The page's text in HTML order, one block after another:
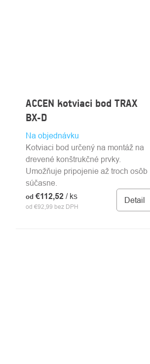
ACCEN kotviaci bod TRAX
BX-D
Na objednávku
od €92,99 bez DPH
od €112,52 / ks Detail
Kotviaci bod určený na montáž na
drevené konštrukčné prvky.
Umožňuje pripojenie až troch osôb
súčasne.